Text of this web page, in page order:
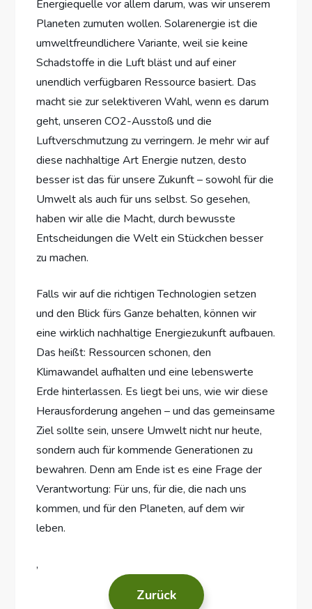
Energiequelle vor allem darum, was wir unserem
Planeten zumuten wollen. Solarenergie ist die
umweltfreundlichere Variante, weil sie keine
Schadstoffe in die Luft bläst und auf einer
unendlich verfügbaren Ressource basiert. Das
macht sie zur selektiveren Wahl, wenn es darum
geht, unseren CO2-Ausstoß und die
Luftverschmutzung zu verringern. Je mehr wir auf
diese nachhaltige Art Energie nutzen, desto
besser ist das für unsere Zukunft – sowohl für die
Umwelt als auch für uns selbst. So gesehen,
haben wir alle die Macht, durch bewusste
Entscheidungen die Welt ein Stückchen besser
zu machen.
Falls wir auf die richtigen Technologien setzen
und den Blick fürs Ganze behalten, können wir
eine wirklich nachhaltige Energiezukunft aufbauen.
Das heißt: Ressourcen schonen, den
Klimawandel aufhalten und eine lebenswerte
Erde hinterlassen. Es liegt bei uns, wie wir diese
Herausforderung angehen – und das gemeinsame
Ziel sollte sein, unsere Umwelt nicht nur heute,
sondern auch für kommende Generationen zu
bewahren. Denn am Ende ist es eine Frage der
Verantwortung: Für uns, für die, die nach uns
kommen, und für den Planeten, auf dem wir
leben.
‚
Zurück